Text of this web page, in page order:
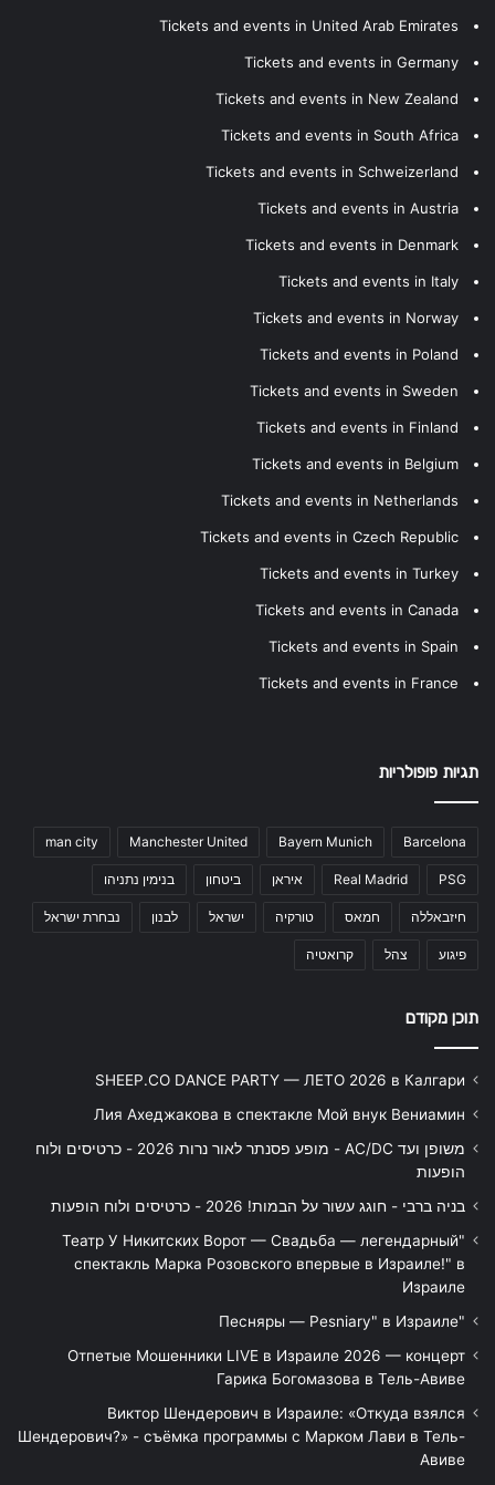
Tickets and events in United Arab Emirates
Tickets and events in Germany
Tickets and events in New Zealand
Tickets and events in South Africa
Tickets and events in Schweizerland
Tickets and events in Austria
Tickets and events in Denmark
Tickets and events in Italy
Tickets and events in Norway
Tickets and events in Poland
Tickets and events in Sweden
Tickets and events in Finland
Tickets and events in Belgium
Tickets and events in Netherlands
Tickets and events in Czech Republic
Tickets and events in Turkey
Tickets and events in Canada
Tickets and events in Spain
Tickets and events in France
תגיות פופולריות
Barcelona
Bayern Munich
Manchester United
man city
PSG
Real Madrid איראן ביטחון בנימין נתניהו
חיזבאללה חמאס טורקיה ישראל לבנון נבחרת ישראל
פיגוע צהל קרואטיה
תוכן מקודם
SHEEP.CO DANCE PARTY — ЛЕТО 2026 в Калгари
Лия Ахеджакова в спектакле Мой внук Вениамин
משופן ועד AC/DC - מופע פסנתר לאור נרות 2026 - כרטיסים ולוח
הופעות
בניה ברבי - חוגג עשור על הבמות! 2026 - כרטיסים ולוח הופעות
"Театр У Никитских Ворот — Свадьба — легендарный
спектакль Марка Розовского впервые в Израиле!" в
Израиле
"Песняры — Pesniary" в Израиле
Отпетые Мошенники LIVE в Израиле 2026 — концерт
Гарика Богомазова в Тель-Авиве
Виктор Шендерович в Израиле: «Откуда взялся
Шендерович?» - съёмка программы с Марком Лави в Тель-
Авиве